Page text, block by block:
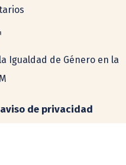
Igualdad de Género en la
de privacidad